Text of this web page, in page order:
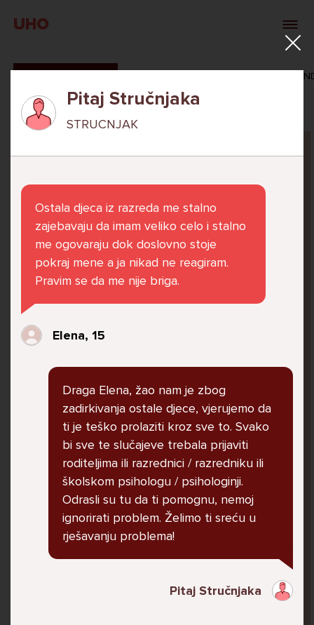
UHO
VERONIKA
Već 6 godina u školi nekoliko cura iz mog
razreda me izbacuju iz zajedničkih aktivnosti
te me iskorištavaju. Dečki iz mojeg razreda mi
govore da sam glupača te me preko discorda
vrijeđaju jer sam niska te mi govore da se
ubijem. Prije mjesec dana su me istukli kod
parka iz čistog mira dok sam prolazila sa
svojim susjedama i malim psom. Stalno u
krevet idem plačući. Nesvjesno te zbog
ljutnje sam se počela tući po nogama no
prestala sam jer me važna osoba potaknula
na to. Prije toga svega nakon nekoliko godina
prijateljstva ostavila me najbolja prijateljica
nisam htjela ići u školu jer me to sve jako
pogodilo. Cyber bulyala me preko snapchata
i drugih drugih društvenih mreža. Sad opet
vrijeme učeći ili trenirajući moje pse jako sam
vezana za njih te ih jako volim Često
Pitaj Stručnjaka
STRUCNJAK
Ostala djeca iz razreda me stalno
zajebavaju da imam veliko celo i stalno
me ogovaraju dok doslovno stoje
pokraj mene a ja nikad ne reagiram.
Pravim se da me nije briga.
Elena, 15
Draga Elena, žao nam je zbog
zadirkivanja ostale djece, vjerujemo da
ti je teško prolaziti kroz sve to. Svako
bi sve te slučajeve trebala prijaviti
roditeljima ili razrednici / razredniku ili
školskom psihologu / psihologinji.
Odrasli su tu da ti pomognu, nemoj
ignorirati problem. Želimo ti sreću u
rješavanju problema!
Pitaj Stručnjaka